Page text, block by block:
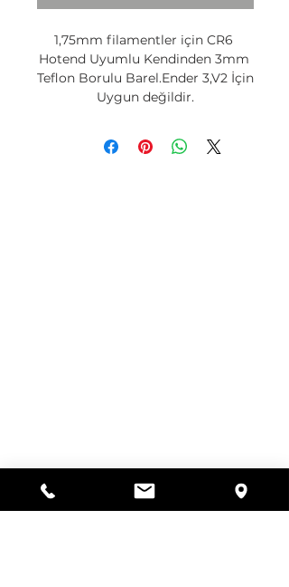
1,75mm filamentler için CR6
Hotend Uyumlu Kendinden 3mm
Teflon Borulu Barel.Ender 3,V2 İçin
Uygun değildir.